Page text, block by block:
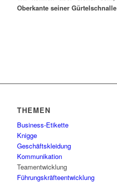
Oberkante seiner
THEMEN
Business-Etikette
Knigge
Geschäftskleidung
Kommunikation
Teamentwicklung
Führungskräfteentwicklung